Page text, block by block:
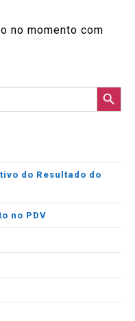
no momento com
SEARCH BUTTON
do Resultado do
no PDV